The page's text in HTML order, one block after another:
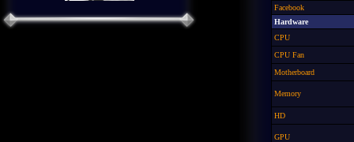
Facebook
Hardware
CPU
CPU Fan
Motherboard
Memory
HD
GPU